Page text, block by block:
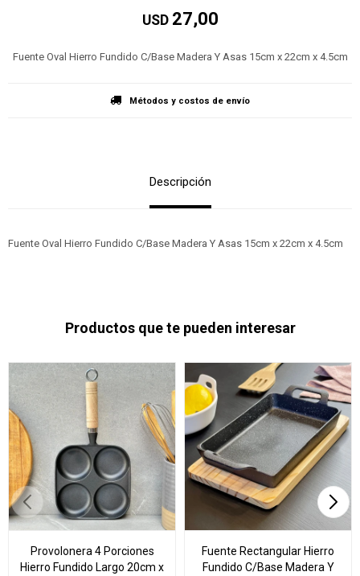
USD 27,00
Fuente Oval Hierro Fundido C/Base Madera Y Asas 15cm x 22cm x 4.5cm
Métodos y costos de envío
Descripción
Fuente Oval Hierro Fundido C/Base Madera Y Asas 15cm x 22cm x 4.5cm
Productos que te pueden interesar
Provolonera 4 Porciones
Hierro Fundido Largo 20cm x
Fuente Rectangular Hierro
Fundido C/Base Madera Y